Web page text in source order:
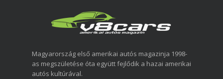
Magyarország első amerikai autós magazinja 1998-
as megszületése óta együtt fejlődik a hazai amerikai
autós kultúrával.